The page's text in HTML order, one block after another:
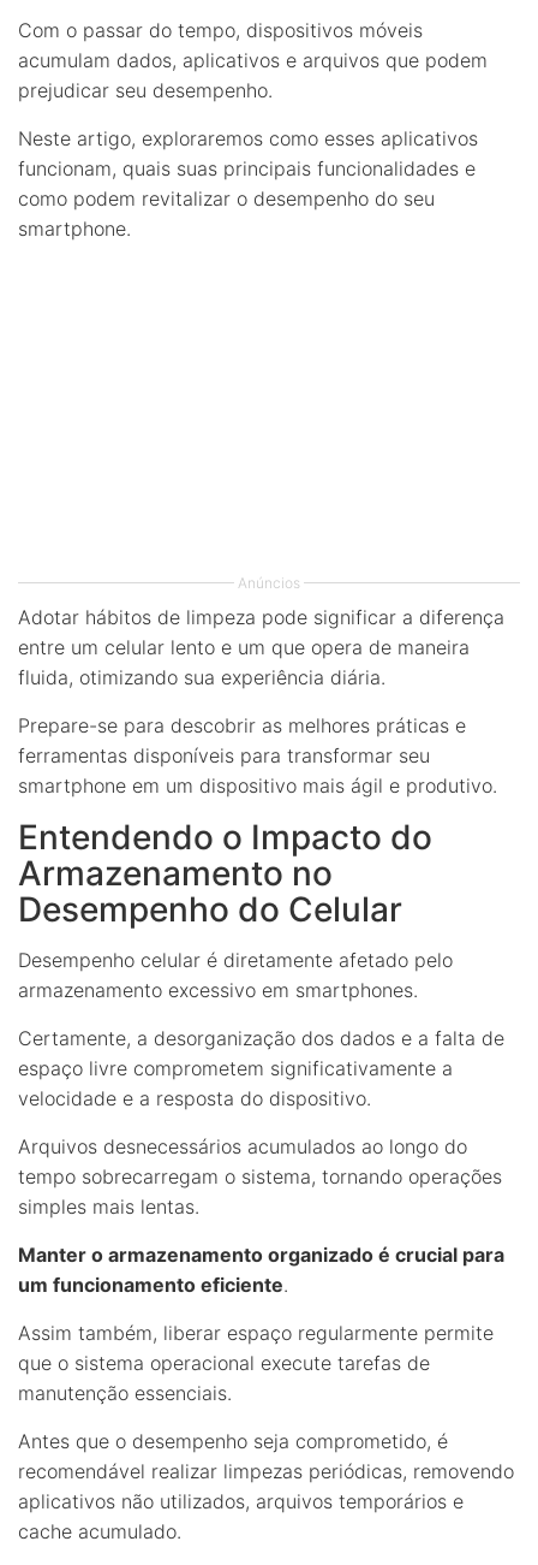
Com o passar do tempo, dispositivos móveis
acumulam dados, aplicativos e arquivos que podem
prejudicar seu desempenho.
Neste artigo, exploraremos como esses aplicativos
funcionam, quais suas principais funcionalidades e
como podem revitalizar o desempenho do seu
smartphone.
Anúncios
Adotar hábitos de limpeza pode significar a diferença
entre um celular lento e um que opera de maneira
fluida, otimizando sua experiência diária.
Prepare-se para descobrir as melhores práticas e
ferramentas disponíveis para transformar seu
smartphone em um dispositivo mais ágil e produtivo.
Entendendo o Impacto do
Armazenamento no
Desempenho do Celular
Desempenho celular é diretamente afetado pelo
armazenamento excessivo em smartphones.
Certamente, a desorganização dos dados e a falta de
espaço livre comprometem significativamente a
velocidade e a resposta do dispositivo.
Arquivos desnecessários acumulados ao longo do
tempo sobrecarregam o sistema, tornando operações
simples mais lentas.
Manter o armazenamento organizado é crucial para
um funcionamento eficiente.
Assim também, liberar espaço regularmente permite
que o sistema operacional execute tarefas de
manutenção essenciais.
Antes que o desempenho seja comprometido, é
recomendável realizar limpezas periódicas, removendo
aplicativos não utilizados, arquivos temporários e
cache acumulado.